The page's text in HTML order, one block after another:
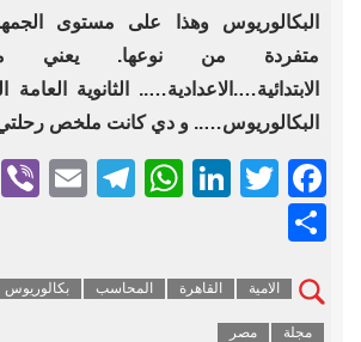
البكالوريوس وهذا على مستوى
متفردة من نوعها. يعني
الابتدائية….الاعدادية….. الثانوية
البكالوريوس….. و دي كانت ملخص
Facebook
Twitter
LinkedIn
الامية القاهرة المحاسب بكالوريوس
مجلة مصر